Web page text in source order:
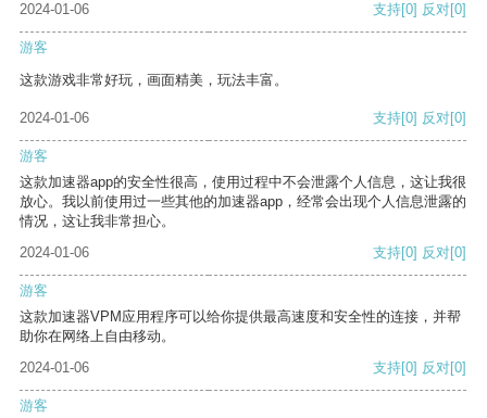
2024-01-06
支持[0] 反对[0]
游客
这款游戏非常好玩，画面精美，玩法丰富。
2024-01-06 支持[0] 反对[0]
游客
这款加速器app的安全性很高，使用过程中不会泄露个人信息，这让我很
放心。我以前使用过一些其他的加速器app，经常会出现个人信息泄露的
情况，这让我非常担心。
2024-01-06
支持[0] 反对[0]
游客
这款加速器VPM应用程序可以给你提供最高速度和安全性的连接，并帮
助你在网络上自由移动。
2024-01-06
支持[0] 反对[0]
游客